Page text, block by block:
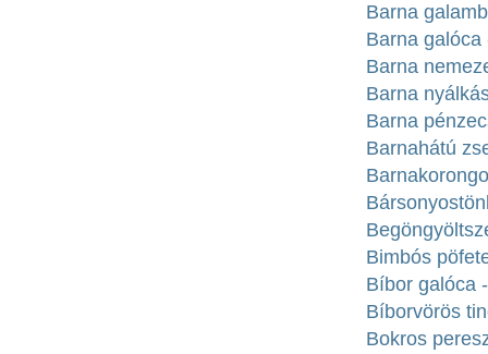
Barna
Barna galóca
Barna
Barna
Barna
Barnahátú
Bimbós
Bíbor galóca
Bíborvörös
Bokros